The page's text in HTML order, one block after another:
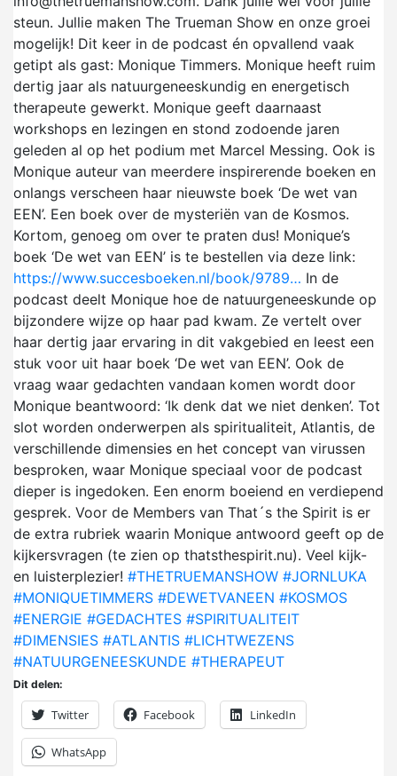
steun. Jullie maken The Trueman Show en onze groei
mogelijk! Dit keer in de podcast én opvallend vaak
getipt als gast: Monique Timmers. Monique heeft ruim
dertig jaar als natuurgeneeskundig en energetisch
therapeute gewerkt. Monique geeft daarnaast
workshops en lezingen en stond zodoende jaren
geleden al op het podium met Marcel Messing. Ook is
Monique auteur van meerdere inspirerende boeken en
onlangs verscheen haar nieuwste boek ‘De wet van
EEN’. Een boek over de mysteriën van de Kosmos.
Kortom, genoeg om over te praten dus! Monique’s
boek ‘De wet van EEN’ is te bestellen via deze link:
https://www.succesboeken.nl/book/9789… In de
podcast deelt Monique hoe de natuurgeneeskunde op
bijzondere wijze op haar pad kwam. Ze vertelt over
haar dertig jaar ervaring in dit vakgebied en leest een
stuk voor uit haar boek ‘De wet van EEN’. Ook de
vraag waar gedachten vandaan komen wordt door
Monique beantwoord: ‘Ik denk dat we niet denken’. Tot
slot worden onderwerpen als spiritualiteit, Atlantis, de
verschillende dimensies en het concept van virussen
besproken, waar Monique speciaal voor de podcast
dieper is ingedoken. Een enorm boeiend en verdiepend
gesprek. Voor de Members van That´s the Spirit is er
de extra rubriek waarin Monique antwoord geeft op de
kijkersvragen (te zien op thatsthespirit.nu). Veel kijk-
en luisterplezier! #THETRUEMANSHOW #JORNLUKA
#MONIQUETIMMERS #DEWETVANEEN #KOSMOS
#ENERGIE #GEDACHTES #SPIRITUALITEIT
#DIMENSIES #ATLANTIS #LICHTWEZENS
#NATUURGENEESKUNDE #THERAPEUT
Dit delen:
Twitter Facebook LinkedIn
WhatsApp